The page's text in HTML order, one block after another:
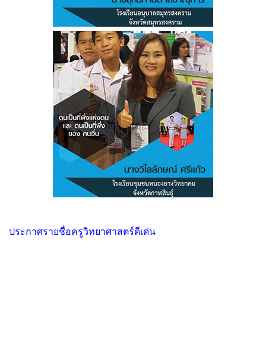
ประกาศรายชื่อครูวิทยาศาสตร์ดีเด่น